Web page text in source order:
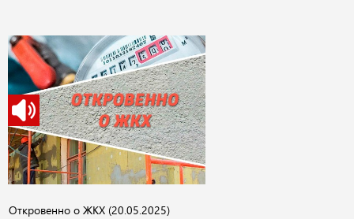
Откровенно о ЖКХ (20.05.2025)